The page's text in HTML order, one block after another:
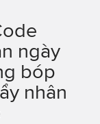
ngày
bóp
nhân